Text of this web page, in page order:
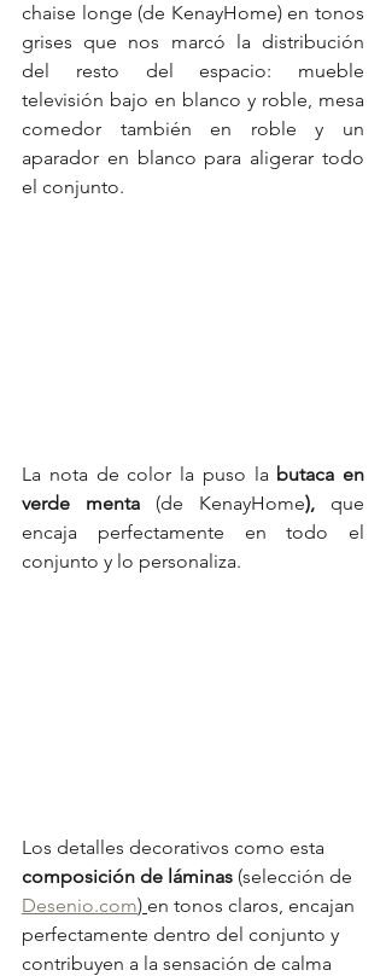
chaise longe (de KenayHome) en tonos
grises que nos marcó la distribución
del resto del espacio: mueble
televisión bajo en blanco y roble, mesa
comedor también en roble y un
aparador en blanco para aligerar todo
el conjunto.
La nota de color la puso la butaca en
verde menta (de KenayHome), que
encaja perfectamente en todo el
conjunto y lo personaliza.
Los detalles decorativos como esta
composición de láminas (selección de
Desenio.com) en tonos claros, encajan
perfectamente dentro del conjunto y
contribuyen a la sensación de calma